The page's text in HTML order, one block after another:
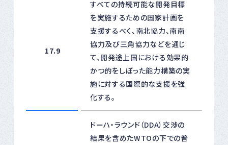
17.9
すべての持続可能な開発目標
を実施するための国家計画を
支援するべく、南北協力、南南
協力及び三角協力などを通じ
て、開発途上国における効果的
かつ的をしぼった能力構築の実
施に対する国際的な支援を強
化する。
ドーハ・ラウンド（DDA）交渉の
結果を含めたWTOの下での普